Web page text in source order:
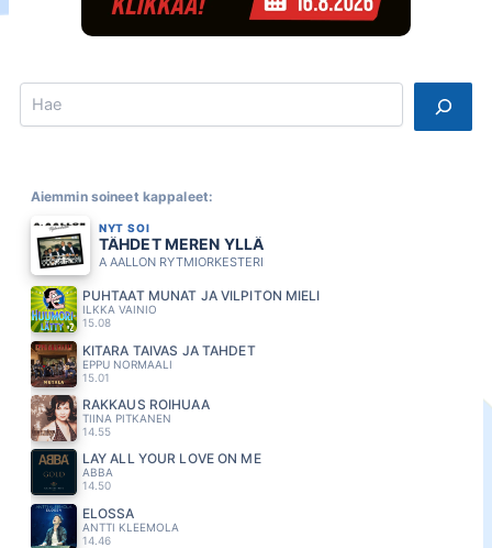
Search
Aiemmin soineet kappaleet:
NYT SOI
TÄHDET MEREN YLLÄ
A AALLON RYTMIORKESTERI
PUHTAAT MUNAT JA VILPITÖN MIELI
ILKKA VAINIO
15.08
KITARA TAIVAS JA TAHDET
EPPU NORMAALI
15.01
RAKKAUS ROIHUAA
TIINA PITKANEN
14.55
LAY ALL YOUR LOVE ON ME
ABBA
14.50
ELOSSA
ANTTI KLEEMOLA
14.46